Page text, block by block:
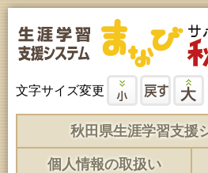
文字サイズ変更
秋田県生涯学習支援
個人情報の取扱い